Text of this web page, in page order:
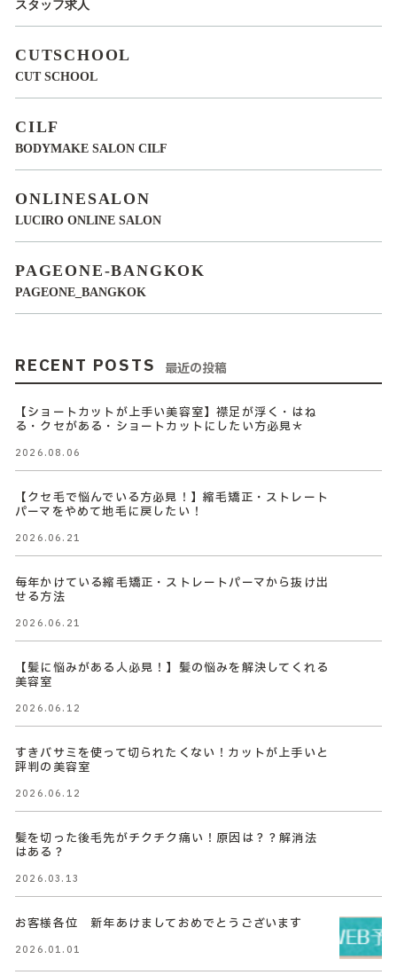
スタッフ求人
CUTSCHOOL
CUT SCHOOL
CILF
BODYMAKE SALON CILF
ONLINESALON
LUCIRO ONLINE SALON
PAGEONE-BANGKOK
PAGEONE_BANGKOK
RECENT POSTS 最近の投稿
【ショートカットが上手い美容室】襟足が浮く・はね
る・クセがある・ショートカットにしたい方必見＊
2026.08.06
【クセ毛で悩んでいる方必見！】縮毛矯正・ストレート
パーマをやめて地毛に戻したい！
2026.06.21
毎年かけている縮毛矯正・ストレートパーマから抜け出
せる方法
2026.06.21
【髪に悩みがある人必見！】髪の悩みを解決してくれる
美容室
2026.06.12
すきバサミを使って切られたくない！カットが上手いと
評判の美容室
2026.06.12
髪を切った後毛先がチクチク痛い！原因は？？解消法
はある？
2026.03.13
お客様各位 新年あけましておめでとうございます
2026.01.01